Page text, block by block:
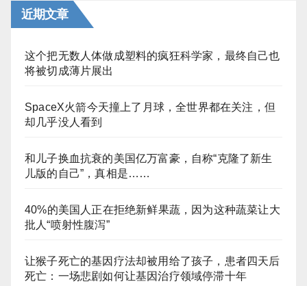
近期文章
这个把无数人体做成塑料的疯狂科学家，最终自己也
将被切成薄片展出
SpaceX火箭今天撞上了月球，全世界都在关注，但
却几乎没人看到
和儿子换血抗衰的美国亿万富豪，自称“克隆了新生
儿版的自己”，真相是……
40%的美国人正在拒绝新鲜果蔬，因为这种蔬菜让大
批人“喷射性腹泻”
让猴子死亡的基因疗法却被用给了孩子，患者四天后
死亡：一场悲剧如何让基因治疗领域停滞十年